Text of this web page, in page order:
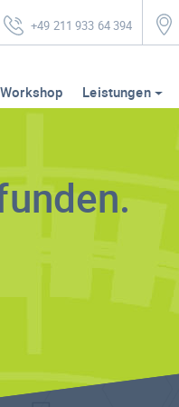
+49 211 933 64 394
Leistungen